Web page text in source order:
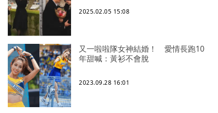
2025.02.05 15:08
又一啦啦隊女神結婚！ 愛情長跑10
年甜喊：黃衫不會脫
2023.09.28 16:01